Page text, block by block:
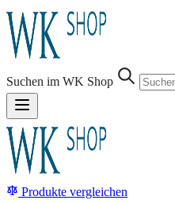
Suchen im WK Shop
Produkte vergleichen